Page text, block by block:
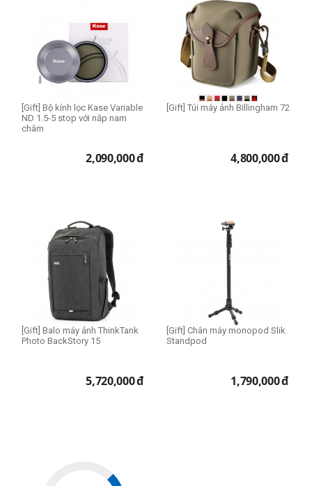
[Gift] Bộ kính lọc Kase Variable
ND 1.5-5 stop với nắp nam
châm
2,090,000đ
[Gift] Túi máy ảnh Billingham 72
4,800,000đ
[Gift] Balo máy ảnh ThinkTank
Photo BackStory 15
5,720,000đ
[Gift] Chân máy monopod Slik
Standpod
1,790,000đ